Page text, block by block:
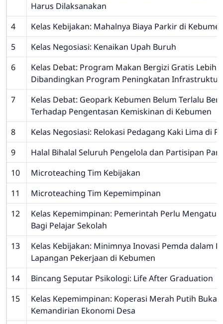
Harus Dilaksanakan
4
Kelas Kebijakan: Mahalnya Biaya Parkir di
5
Kelas Negosiasi: Kenaikan Upah Buruh
6
Kelas Debat: Program Makan Bergizi Gratis Lebih
Dibandingkan Program Peningkatan
7
Kelas Debat: Geopark Kebumen Belum Terlalu
Terhadap Pengentasan Kemiskinan di Kebumen
8
Kelas Negosiasi: Relokasi Pedagang Kaki Lima di
9
Halal Bihalal Seluruh Pengelola dan Partisipan
10
Microteaching Tim Kebijakan
11
Microteaching Tim Kepemimpinan
12
Kelas Kepemimpinan: Pemerintah Perlu Mengatur
Bagi Pelajar Sekolah
13
Kelas Kebijakan: Minimnya Inovasi Pemda dalam
Lapangan Pekerjaan di Kebumen
14
Bincang Seputar Psikologi: Life After Graduation
15
Kelas Kepemimpinan: Koperasi Merah Putih
Kemandirian Ekonomi Desa